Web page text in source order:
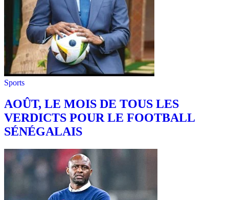
Sports
AOÛT, LE MOIS DE TOUS LES
VERDICTS POUR LE FOOTBALL
SÉNÉGALAIS